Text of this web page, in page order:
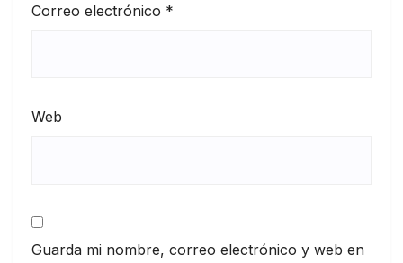
Correo electrónico *
Web
Guarda mi nombre, correo electrónico y web en